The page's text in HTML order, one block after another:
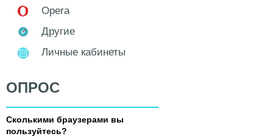
Opera
Другие
Личные кабинеты
ОПРОС
Сколькими браузерами вы
пользуйтесь?